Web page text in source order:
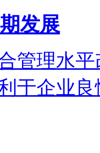
发展
管理水平
于企业良